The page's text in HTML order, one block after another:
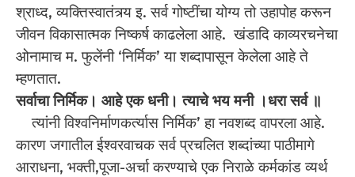
श्राध्द, व्यक्तिस्वातंत्र्य इ. सर्व गोष्टींचा योग्य तो उहापोह करून
जीवन विकासात्मक निष्कर्ष काढलेला आहे. खंडादि काव्यरचनेचा
ओनामाच म. फुलेंनी ‘निर्मिक’ या शब्दापासून केलेला आहे ते
म्हणतात.
सर्वाचा निर्मिक। आहे एक धनी। त्याचे भय मनी ।धरा सर्व ॥
त्यांनी विश्वनिर्माणकर्त्यास निर्मिक’ हा नवशब्द वापरला आहे.
कारण जगातील ईश्वरवाचक सर्व प्रचलित शब्दांच्या पाठीमागे
आराधना, भक्ती,पूजा-अर्चा करण्याचे एक निराळे कर्मकांड व्यर्थ